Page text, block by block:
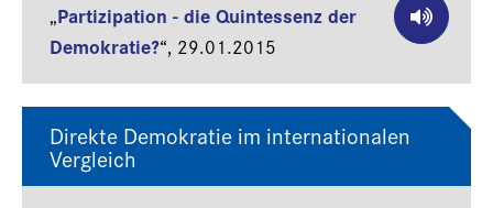
„Partizipation - die Quintessenz der
Demokratie?“, 29.01.2015
Direkte Demokratie im internationalen
Vergleich